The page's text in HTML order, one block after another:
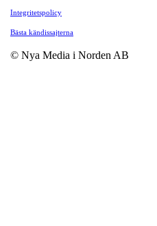
Integritetspolicy
Bästa kändissajterna
© Nya Media i Norden AB